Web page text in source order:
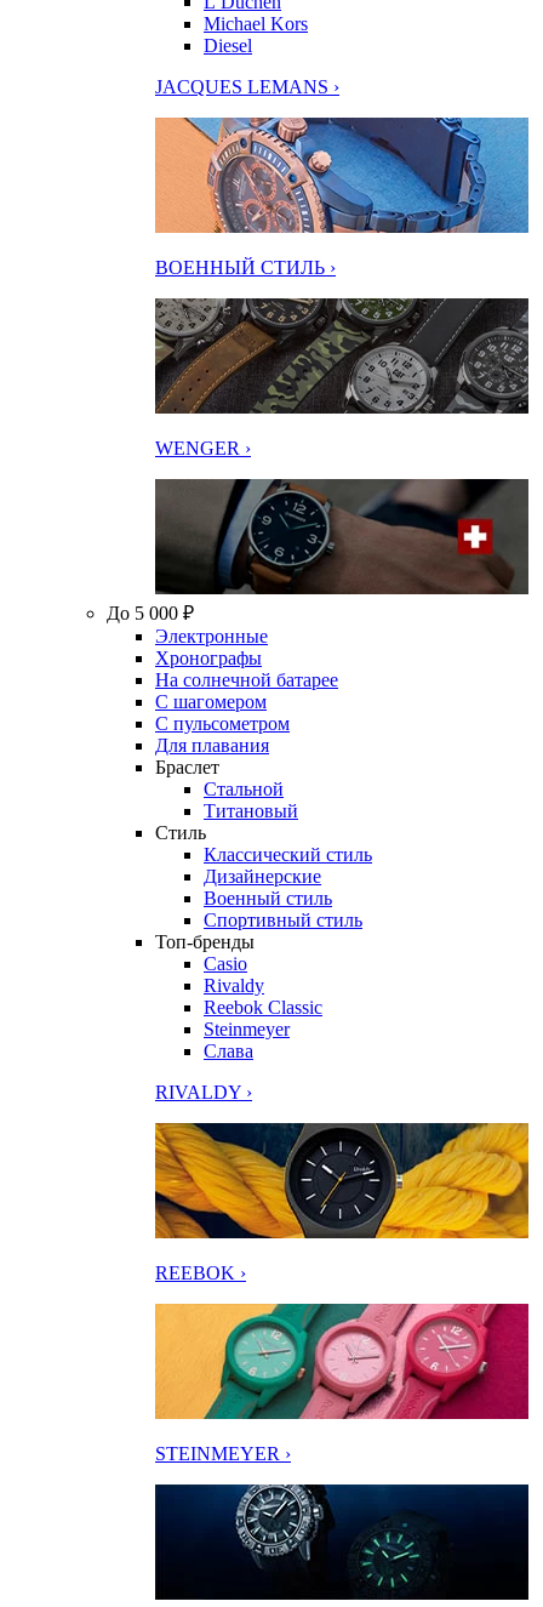
Michael Kors
Diesel
JACQUES LEMANS ›
ВОЕННЫЙ СТИЛЬ ›
WENGER ›
До 5 000 ₽
Электронные
Хронографы
На солнечной батарее
С шагомером
С пульсометром
Для плавания
Браслет
Стальной
Титановый
Стиль
Классический стиль
Дизайнерские
Военный стиль
Спортивный стиль
Топ-бренды
Casio
Rivaldy
Reebok Classic
Steinmeyer
Слава
RIVALDY ›
REEBOK ›
STEINMEYER ›